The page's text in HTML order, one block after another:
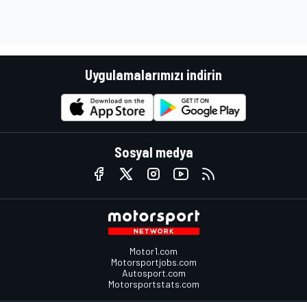
Uygulamalarımızı indirin
Sosyal medya
Motor1.com
Motorsportjobs.com
Autosport.com
Motorsportstats.com